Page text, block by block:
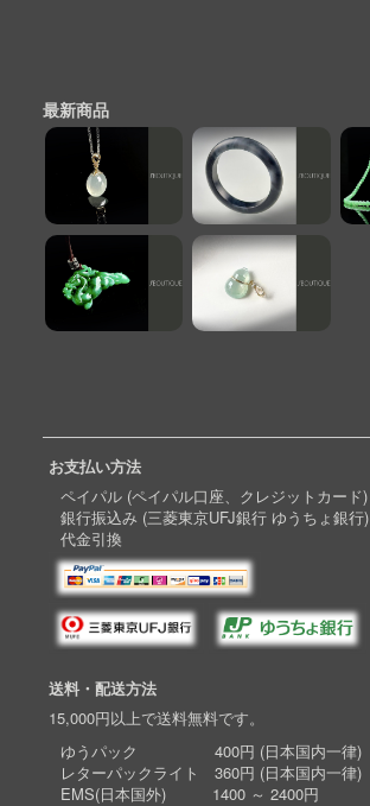
最新商品
お支払い方法
ペイパル (ペイパル口座、クレジットカード)
銀行振込み (三菱東京UFJ銀行 ゆうちょ銀行)
代金引換
送料・配送方法
15,000円以上で送料無料です。
ゆうパック 400円 (日本国内一律)
レターパックライト 360円 (日本国内一律)
EMS(日本国外) 1400 ～ 2400円